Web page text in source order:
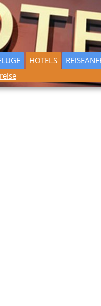
HOTELS